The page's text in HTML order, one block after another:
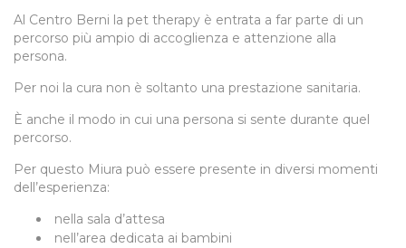
Al Centro Berni la pet therapy è entrata a far parte di un
percorso più ampio di accoglienza e attenzione alla
persona.
Per noi la cura non è soltanto una prestazione sanitaria.
È anche il modo in cui una persona si sente durante quel
percorso.
Per questo Miura può essere presente in diversi momenti
dell’esperienza:
nella sala d’attesa
nell’area dedicata ai bambini